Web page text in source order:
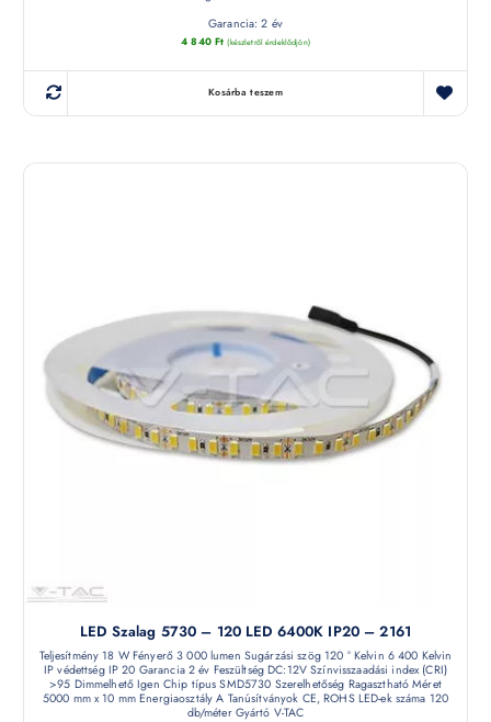
Garancia: 2 év
4 840 Ft (készletről érdeklődjön)
Kosárba teszem
LED Szalag 5730 – 120 LED 6400K IP20 – 2161
Teljesítmény 18 W Fényerő 3 000 lumen Sugárzási szög 120 ° Kelvin 6 400 Kelvin
IP védettség IP 20 Garancia 2 év Feszültség DC:12V Színvisszaadási index (CRI)
>95 Dimmelhető Igen Chip típus SMD5730 Szerelhetőség Ragasztható Méret
5000 mm x 10 mm Energiaosztály A Tanúsítványok CE, ROHS LED-ek száma 120
db/méter Gyártó V-TAC